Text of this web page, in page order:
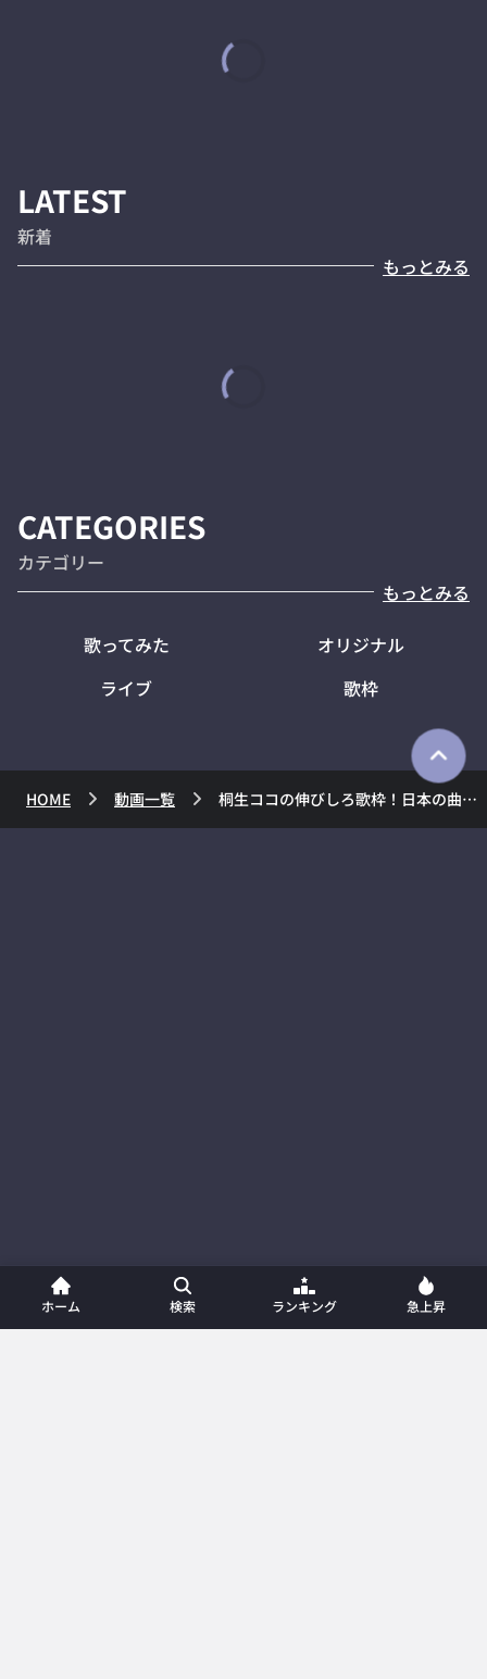
LATEST
新着
もっとみる
CATEGORIES
カテゴリー
もっとみる
歌ってみた
オリジナル
ライブ
歌枠
HOME 動画一覧 桐生ココの伸びしろ歌枠！日本の曲限定で歌う！
ホーム 検索 ランキング 急上昇